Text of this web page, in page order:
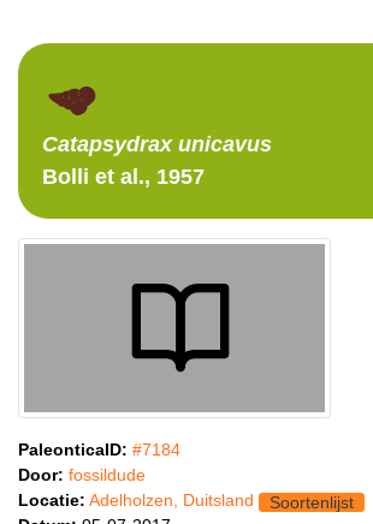
Catapsydraxunicavus
Bolli et al., 1957
PaleonticaID: #7184
Door: fossildude
Locatie: Adelholzen, Duitsland
Soortenlijst